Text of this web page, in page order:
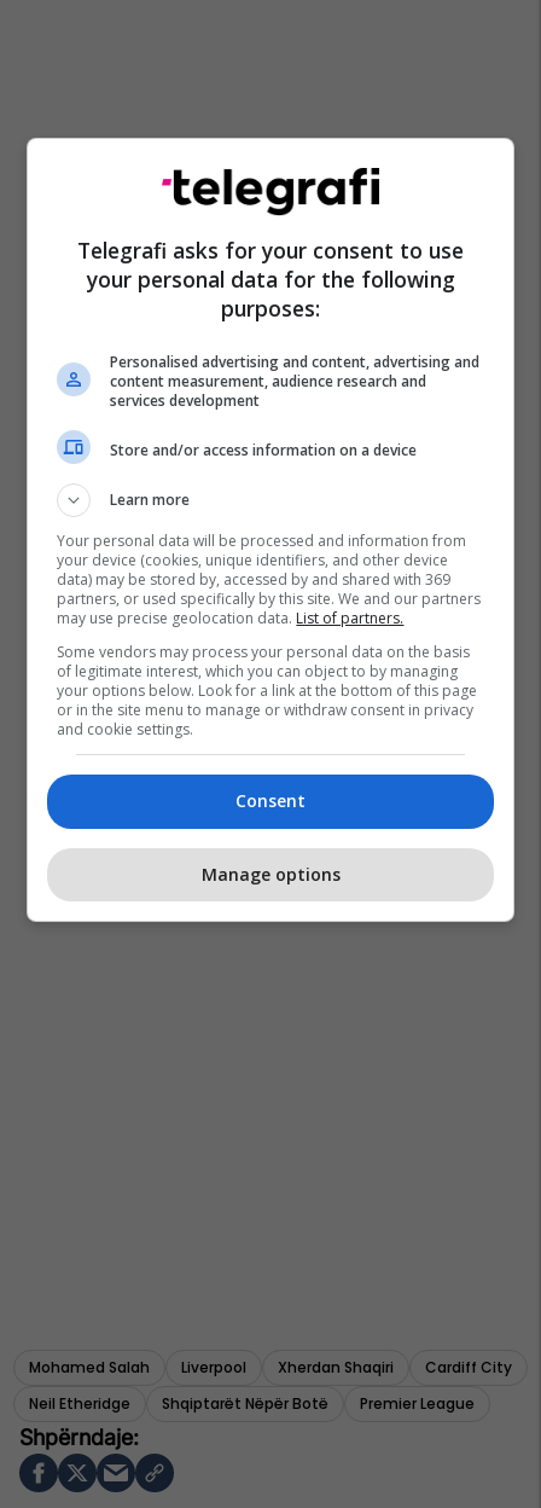
Mohamed Salah Liverpool Xherdan Shaqiri
Cardiff City
Neil Etheridge
Shqiptarët Nëpër Botë Premier League
Telegrafi asks for your consent to use
your personal data for the following
purposes:
Personalised advertising and content, advertising and
content measurement, audience research and
services development
Store and/or access information on a device
Learn more
Your personal data will be processed and information from
your device (cookies, unique identifiers, and other device
data) may be stored by, accessed by and shared with 369
partners, or used specifically by this site. We and our partners
may use precise geolocation data. List of partners.
Some vendors may process your personal data on the basis
of legitimate interest, which you can object to by managing
your options below. Look for a link at the bottom of this page
or in the site menu to manage or withdraw consent in privacy
and cookie settings.
Consent
Manage options